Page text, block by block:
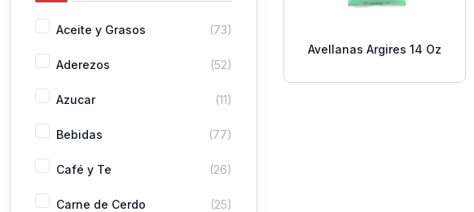
Aceite y Grasos (73)
Aderezos (52)
Azucar (11)
Bebidas (77)
Café y Te (26)
Carne de Cerdo (25)
Avellanas Argires 14 Oz